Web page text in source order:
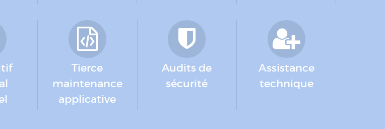
Tierce
maintenance
applicative
Audits de
sécurité
Assistance
technique